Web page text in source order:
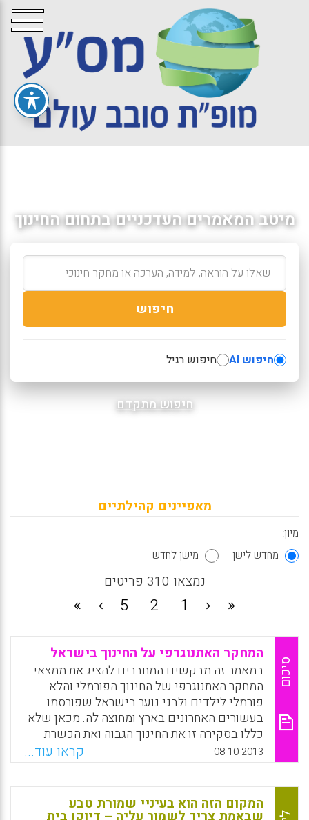
מיטב המאמרים העדכניים בתחום החינוך
חיפוש
חיפוש AI חיפוש רגיל
חיפוש מתקדם
מאפיינים קהילתיים
מיון:
מחדש לישן
מישן לחדש
נמצאו 310 פריטים
1
2
5
סיכום
המחקר האתנוגרפי על החינוך בישראל
במאמר זה מבקשים המחברים להציג את ממצאי
המחקר האתנוגרפי של החינוך הפורמלי והלא
פורמלי לילדים ולבני נוער בישראל שפורסמו
בעשורים האחרונים בארץ ומחוצה לה. מכאן שלא
כללו בסקירה זו את החינוך הגבוה ואת הכשרת
המורים, שאמנם נעשו עליהם לא מעט עבודות
מחקר איכותניות שונות, אך רק מעט אתנוגרפיות (
שמחה שלסקי, ברכה אלפרט, נעמה צבר-בן
יהושע).
08-10-2013 קראו עוד...
המקום הזה הוא בעיניי שמורת טבע